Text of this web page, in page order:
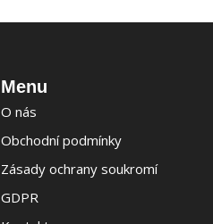
Menu
O nás
Obchodní podmínky
Zásady ochrany soukromí
GDPR